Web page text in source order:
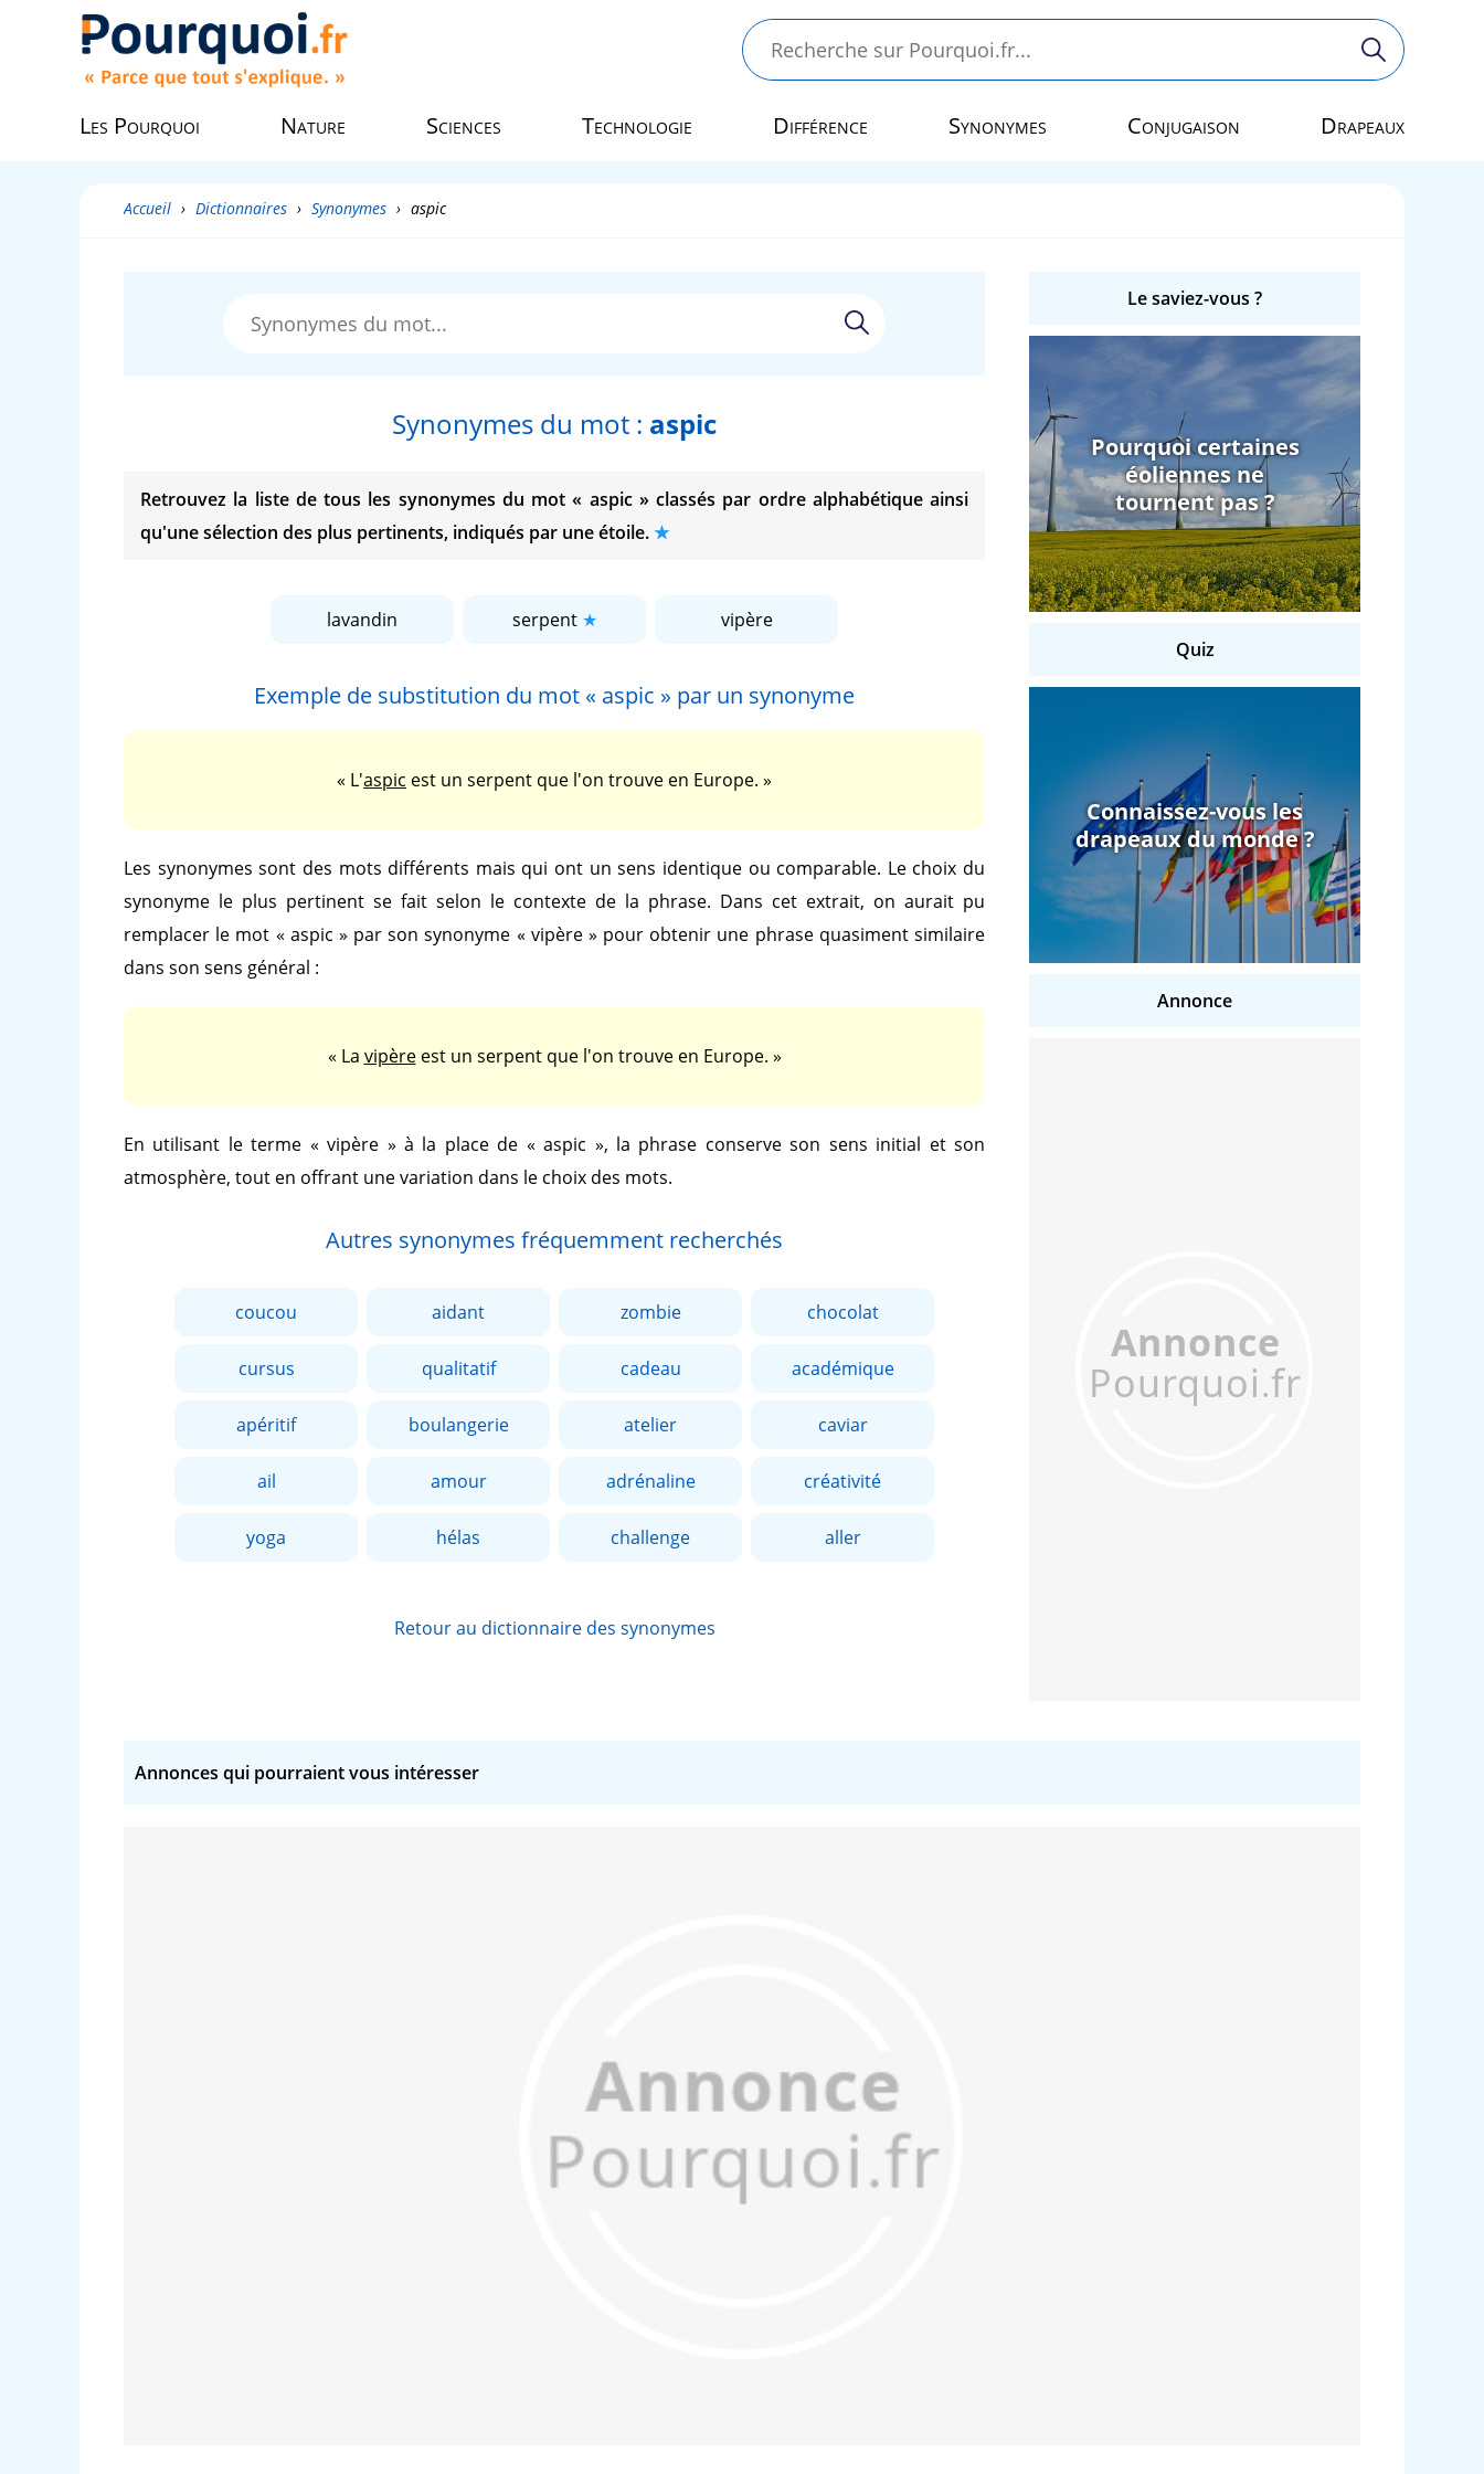
Les Pourquoi Nature Sciences Technologie Différence Synonymes Conjugaison Drapeaux
Accueil › Dictionnaires › Synonymes › aspic
Synonymes du mot : aspic
Retrouvez la liste de tous les synonymes du mot« aspic »classés par ordre alphabétique ainsi
qu'une sélection des plus pertinents, indiqués par une étoile.
lavandin serpent vipère
Exemple de substitution du mot « aspic » par un synonyme
« L'aspic est un serpent que l'on trouve en Europe. »
Les synonymes sont des mots différents mais qui ont un sens identique ou comparable. Le choix du
synonyme le plus pertinent se fait selon le contexte de la phrase. Dans cet extrait, on aurait pu
remplacer le mot « aspic » par son synonyme « vipère » pour obtenir une phrase quasiment similaire
dans son sens général :
« La vipèreest un serpent que l'on trouve en Europe. »
En utilisant le terme « vipère » à la place de « aspic », la phrase conserve son sens initial et son
atmosphère, tout en offrant une variation dans le choix des mots.
Autres synonymes fréquemment recherchés
coucou aidant zombie chocolat
cursus qualitatif cadeau académique
apéritif boulangerie atelier caviar
ail amour adrénaline créativité
yoga hélas challenge aller
Retour au dictionnaire des synonymes
Le saviez-vous ?
Pourquoi certaines
éoliennes ne
tournent pas ?
Quiz
Connaissez-vous les
drapeaux du monde ?
Annonce
Annonces qui pourraient vous intéresser